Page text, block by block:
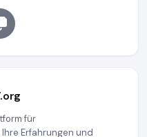
für
Erfahrungen und